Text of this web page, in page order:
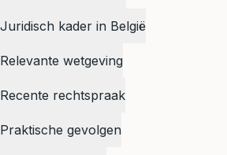
Juridisch kader in België
Relevante wetgeving
Recente rechtspraak
Praktische gevolgen